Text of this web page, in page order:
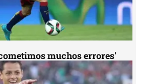
muchos errores'